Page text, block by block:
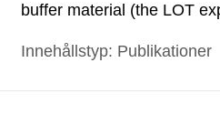
buffer material (the LOT
copper coupons and
Innehållstyp: Publikationer